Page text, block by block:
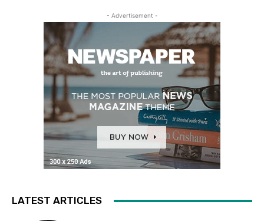
- Advertisement -
LATEST ARTICLES